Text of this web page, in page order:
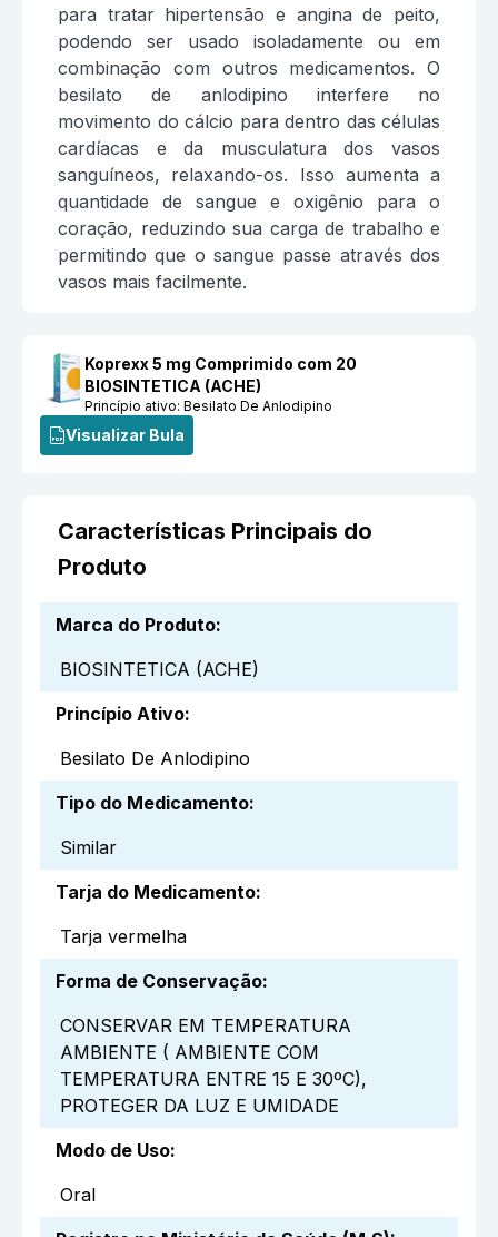
para tratar hipertensão e angina de peito,
podendo ser usado isoladamente ou em
combinação com outros medicamentos. O
besilato de anlodipino interfere no
movimento do cálcio para dentro das células
cardíacas e da musculatura dos vasos
sanguíneos, relaxando-os. Isso aumenta a
quantidade de sangue e oxigênio para o
coração, reduzindo sua carga de trabalho e
permitindo que o sangue passe através dos
vasos mais facilmente.
Koprexx 5 mg Comprimido com 20
BIOSINTETICA (ACHE)
Princípio ativo:Besilato De Anlodipino
Visualizar Bula
Características Principais do
Produto
Marca do Produto:
BIOSINTETICA (ACHE)
Princípio Ativo:
Besilato De Anlodipino
Tipo do Medicamento:
Similar
Tarja do Medicamento:
Tarja vermelha
Forma de Conservação:
CONSERVAR EM TEMPERATURA
AMBIENTE ( AMBIENTE COM
TEMPERATURA ENTRE 15 E 30ºC),
PROTEGER DA LUZ E UMIDADE
Modo de Uso:
Oral